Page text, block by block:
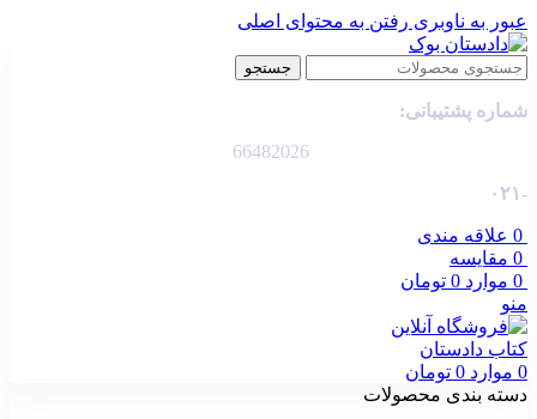
عبور به ناوبری رفتن به محتوای اصلی
جستجو
شماره پشتیبانی:
66482026
-۰۲۱
0 علاقه مندی
0 مقایسه
0 موارد 0 تومان
منو
0 موارد 0 تومان
دسته بندی محصولات